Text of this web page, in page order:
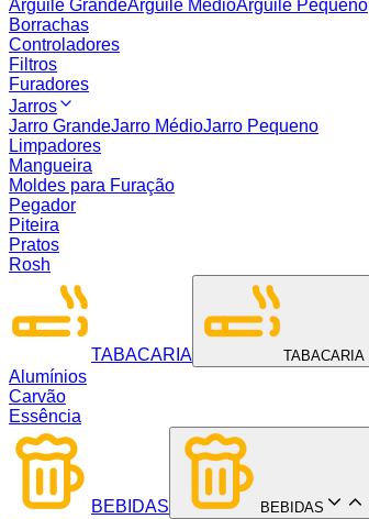
Arguile GrandeArguile MédioArguile Pequeno
Borrachas
Controladores
Filtros
Furadores
Jarros
Jarro GrandeJarro MédioJarro Pequeno
Limpadores
Mangueira
Moldes para Furação
Pegador
Piteira
Pratos
Rosh
TABACARIA TABACARIA
Alumínios
Carvão
Essência
BEBIDAS BEBIDAS